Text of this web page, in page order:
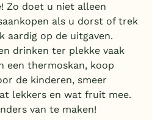
Zo doet u niet alleen
als u dorst of trek
aardig op de uitgaven.
drinken ter plekke vaak
een thermoskan, koop
de kinderen, smeer
lekkers en wat fruit mee.
van te maken!